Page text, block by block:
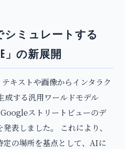
シミュレートする
」の新展開
キストや画像からインタラク
成する汎用ワールドモデル
ストリートビューのデ
表しました。 これにより、
定の場所を基点として、AIに